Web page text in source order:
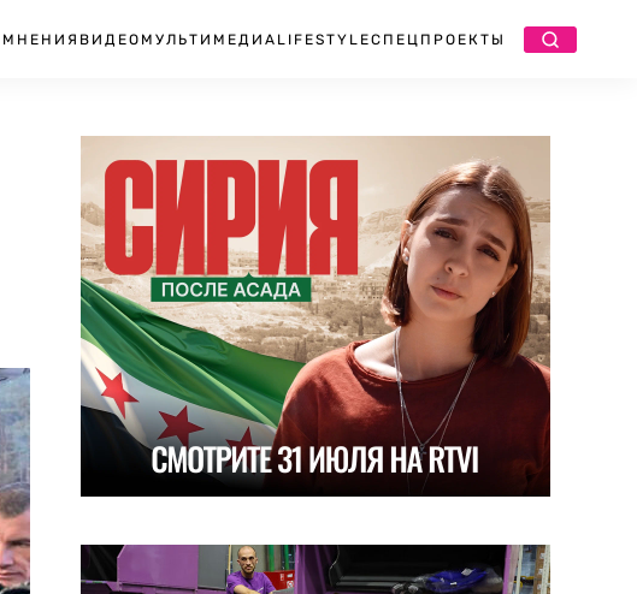
МНЕНИЯ ВИДЕО МУЛЬТИМЕДИА LIFESTYLEСПЕЦПРОЕКТЫ